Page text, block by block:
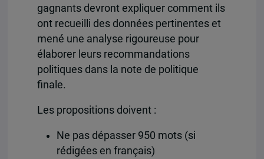
gagnants devront expliquer comment ils
ont recueilli des données pertinentes et
mené une analyse rigoureuse pour
élaborer leurs recommandations
politiques dans la note de politique
finale.
Les propositions doivent :
Ne pas dépasser 950 mots (si
rédigées en français)